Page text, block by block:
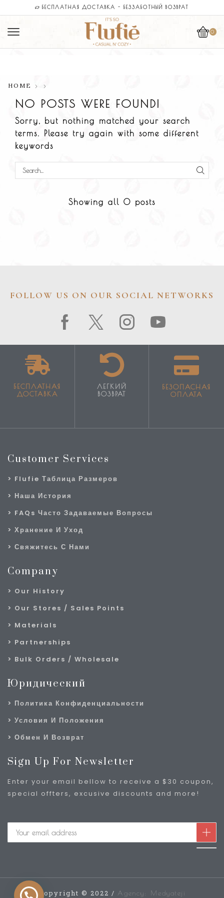
БЕСПЛАТНАЯ ДОСТАВКА - БЕЗЗАБОТНЫЙ ВОЗВРАТ
0
HOME
NO POSTS WERE FOUND!
Sorry, but nothing matched your search
terms. Please try again with some different
keywords
Showing all 0 posts
FOLLOW US ON OUR SOCIAL NETWORKS
БЕСПЛАТНАЯ
ДОСТАВКА
ЛЕГКИЙ
ВОЗВРАТ
БЕЗОПАСНАЯ
ОПЛАТА
Customer Services
Flufie Таблица Размеров
Наша История
FAQs Часто Задаваемые Вопросы
Хранение И Уход
Свяжитесь С Нами
Company
Our History
Our Stores / Sales Points
Materials
Partnerships
Bulk Orders / Wholesale
Юридический
Политика Конфиденциальности
Условия И Положения
Обмен И Возврат
Sign Up For Newsletter
Enter your email bellow to receive a $30 coupon,
special offters, excusive discounts and more!
Copyright © 2022 / Agency: Medyateji